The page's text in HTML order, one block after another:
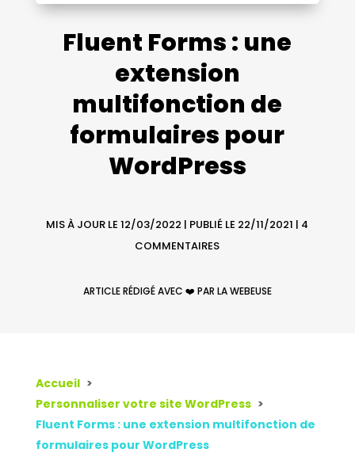
Fluent Forms : une
extension
multifonction de
formulaires pour
WordPress
MIS À JOUR LE 12/03/2022 | PUBLIÉ LE 22/11/2021 | 4
COMMENTAIRES
ARTICLE RÉDIGÉ AVEC ❤️ PAR LA WEBEUSE
Accueil
Personnaliser votre site WordPress
Fluent Forms : une extension multifonction de
formulaires pour WordPress